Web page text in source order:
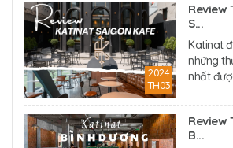
2024
TH03
Review
S...
Katinat
những
nhất
Review
B...